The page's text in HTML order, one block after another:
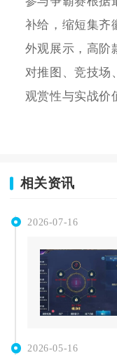
补给，缩短集齐
外观展示，高阶
对推图、竞技场
观赏性与实战价
相关资讯
2026-07-16
2026-05-16